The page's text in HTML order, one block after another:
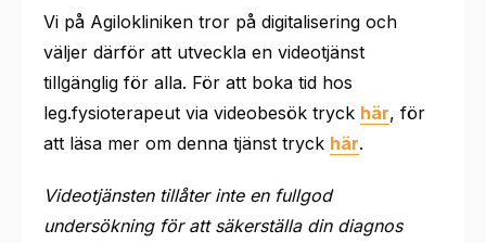
Vi på Agilokliniken tror på digitalisering och
väljer därför att utveckla en videotjänst
tillgänglig för alla. För att boka tid hos
leg.fysioterapeut via videobesök tryck här, för
att läsa mer om denna tjänst tryck här.
Videotjänsten tillåter inte en fullgod
undersökning för att säkerställa din diagnos